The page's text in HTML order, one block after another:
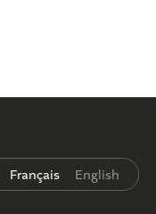
Français English